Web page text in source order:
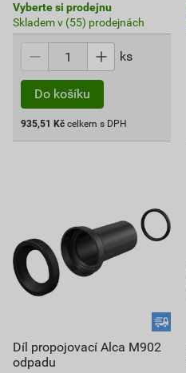
Vyberte si prodejnu
Skladem v (55) prodejnách
ks
Do košíku
935,51 Kč celkem s DPH
Díl propojovací Alca M902
odpadu